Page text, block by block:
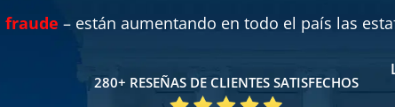
fraude – están aumentando en todo el país las
280+ RESEÑAS DE CLIENTES SATISFECHOS